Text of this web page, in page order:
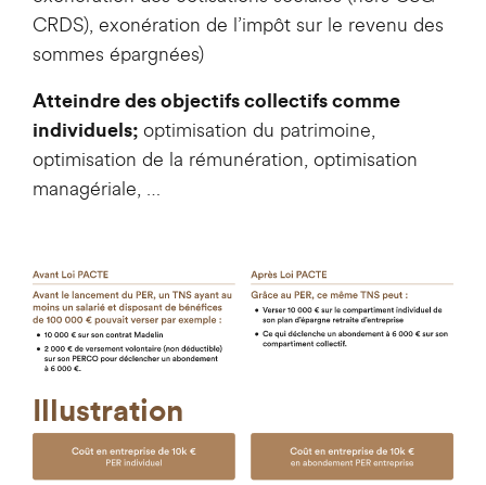
CRDS), exonération de l’impôt sur le revenu des
sommes épargnées)
Atteindre des objectifs collectifs comme
individuels; optimisation du patrimoine,
optimisation de la rémunération, optimisation
managériale, …
Illustration